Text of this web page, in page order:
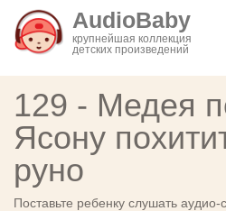
AudioBaby
крупнейшая коллекция
детских произведений
129 - Медея
Ясону
руно
Поставьте ребенку слушать